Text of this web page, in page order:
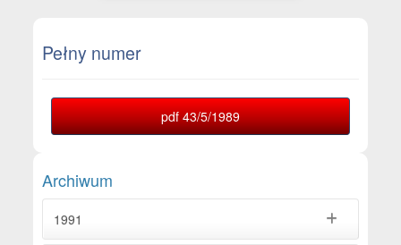
Pełny numer
pdf 43/5/1989
Archiwum
1991